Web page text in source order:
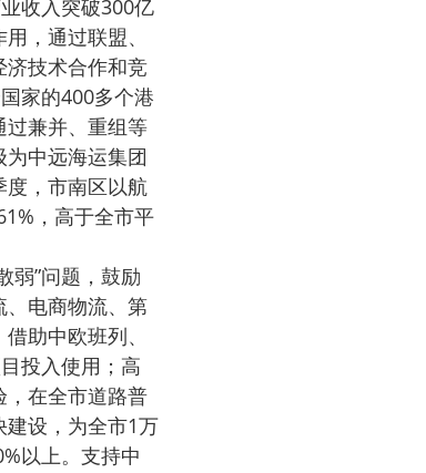
收入突破300亿
，通过联盟、
济技术合作和竞
家的400多个港
过兼并、重组等
中远海运集团
度，市南区以航
，高于全市平
弱”问题，鼓励
、电商物流、第
助中欧班列、
投入使用；高
，在全市道路普
设，为全市1万
以上。支持中